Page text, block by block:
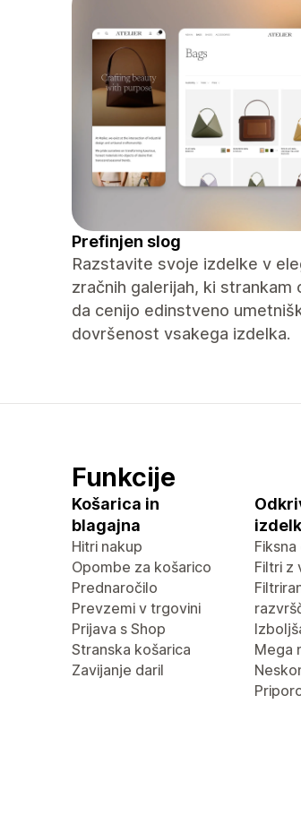
Prefinjen slog
Razstavite svoje izdelke v
zračnih galerijah, ki strankam
da cenijo edinstveno
dovršenost vsakega izdelka.
Funkcije
Košarica in
blagajna
Hitri nakup
Opombe za košarico
Prednaročilo
Prevzemi v trgovini
Prijava s Shop
Stranska košarica
Zavijanje daril
Filtri z
Mega